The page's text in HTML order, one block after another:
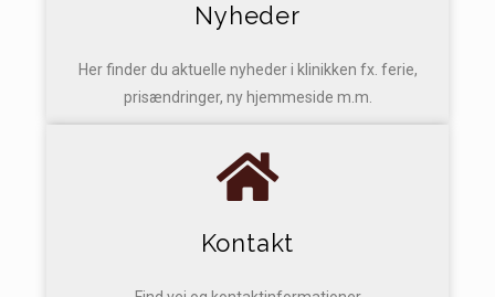
Nyheder
Her finder du aktuelle nyheder i klinikken fx. ferie,
prisændringer, ny hjemmeside m.m.
Kontakt